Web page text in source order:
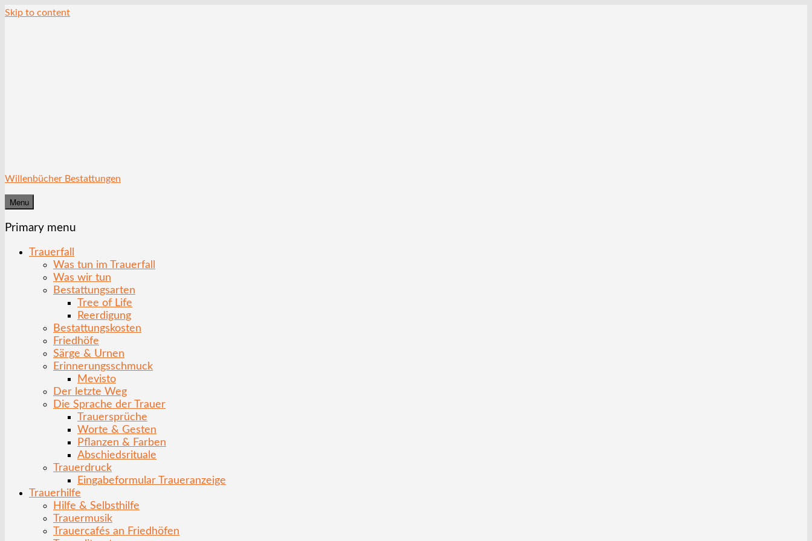
Skip to content
Willenbücher Bestattungen
Menu
Primary menu
Trauerfall
Was tun im Trauerfall
Was wir tun
Bestattungsarten
Tree of Life
Reerdigung
Bestattungskosten
Friedhöfe
Särge & Urnen
Erinnerungsschmuck
Mevisto
Der letzte Weg
Die Sprache der Trauer
Trauersprüche
Worte & Gesten
Pflanzen & Farben
Abschiedsrituale
Trauerdruck
Eingabeformular Traueranzeige
Trauerhilfe
Hilfe & Selbsthilfe
Trauermusik
Trauercafés an Friedhöfen